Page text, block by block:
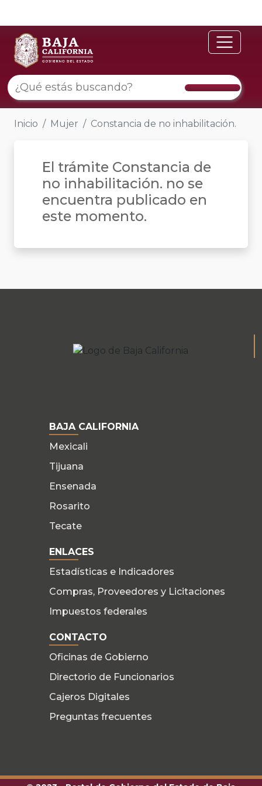
Inicio Mujer Constancia de no inhabilitación.
El trámite Constancia de
no inhabilitación. no se
encuentra publicado en
este momento.
BAJA CALIFORNIA
Mexicali
Tijuana
Ensenada
Rosarito
Tecate
ENLACES
Estadísticas e Indicadores
Compras, Proveedores y Licitaciones
Impuestos federales
CONTACTO
Oficinas de Gobierno
Directorio de Funcionarios
Cajeros Digitales
Preguntas frecuentes